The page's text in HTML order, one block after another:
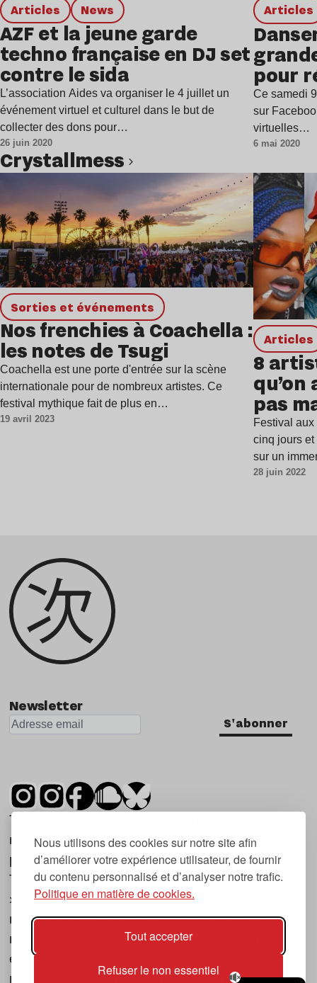
Nous utilisons des cookies sur notre site afin
d’améliorer votre expérience utilisateur, de fournir
du contenu personnalisé et d’analyser notre trafic.
Politique en matière de cookies.
Tout accepter
Refuser le non essentiel
Articles news
AZF et la jeune garde
techno française en DJ set
contre le sida
L’association Aides va organiser le 4 juillet un
événement virtuel et culturel dans le but de
collecter des dons pour…
26 juin 2020
Articles
pour
la fête
Ce samedi
sur
virtuelles…
6 mai 2020
Crystallmess
Sorties et événements
Nos frenchies à Coachella :
les notes de Tsugi
Coachella est une porte d'entrée sur la scène
internationale pour de nombreux artistes. Ce
festival mythique fait de plus en…
19 avril 2023
Articles
8
pas
Festival
cinq jours
sur un
28 juin 2022
Lire l’article
Newsletter
S'abonner
Tsugi est un mensuel indépendant sur la
musique et les nouvelles tendances, dont la
première parution date de 2007.
Tsugi en japonais signifie « prochain », « suivant
», ce qui correspond à la thématique du
magazine, à l’affût des nouvelles tendances
musicales, qu’elles viennent de la musique
électronique, du rock ou du hip hop, et des
nouveaux phénomènes de société liés à la